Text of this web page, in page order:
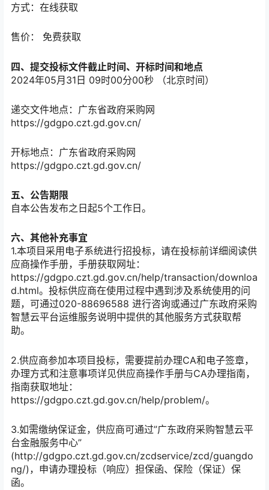
方式： 在线获取
售价： 免费获取
四、提交投标文件截止时间、开标时间和地点
2024年05月31日 09时00分00秒
（北京时间）
递交文件地点： 广东省政府采购网
https://gdgpo.czt.gd.gov.cn/
开标地点： 广东省政府采购网
https://gdgpo.czt.gd.gov.cn/
五、公告期限
自本公告发布之日起5个工作日。
六、其他补充事宜
1.本项目采用电子系统进行招投标，请在投标前详细阅读供
应商操作手册，手册获取网址：
https://gdgpo.czt.gd.gov.cn/help/transaction/downloa
d.html。投标供应商在使用过程中遇到涉及系统使用的问
题，可通过020-88696588 进行咨询或通过广东政府采购
智慧云平台运维服务说明中提供的其他服务方式获取帮
助。
2.供应商参加本项目投标，需要提前办理CA和电子签章，
办理方式和注意事项详见供应商操作手册与CA办理指南，
指南获取地址：
https://gdgpo.czt.gd.gov.cn/help/problem/。
3.如需缴纳保证金，供应商可通过”广东政府采购智慧云平
台金融服务中心”
(http://gdgpo.czt.gd.gov.cn/zcdservice/zcd/guangdo
ng/)，申请办理投标（响应）担保函、保险（保证）保
函。